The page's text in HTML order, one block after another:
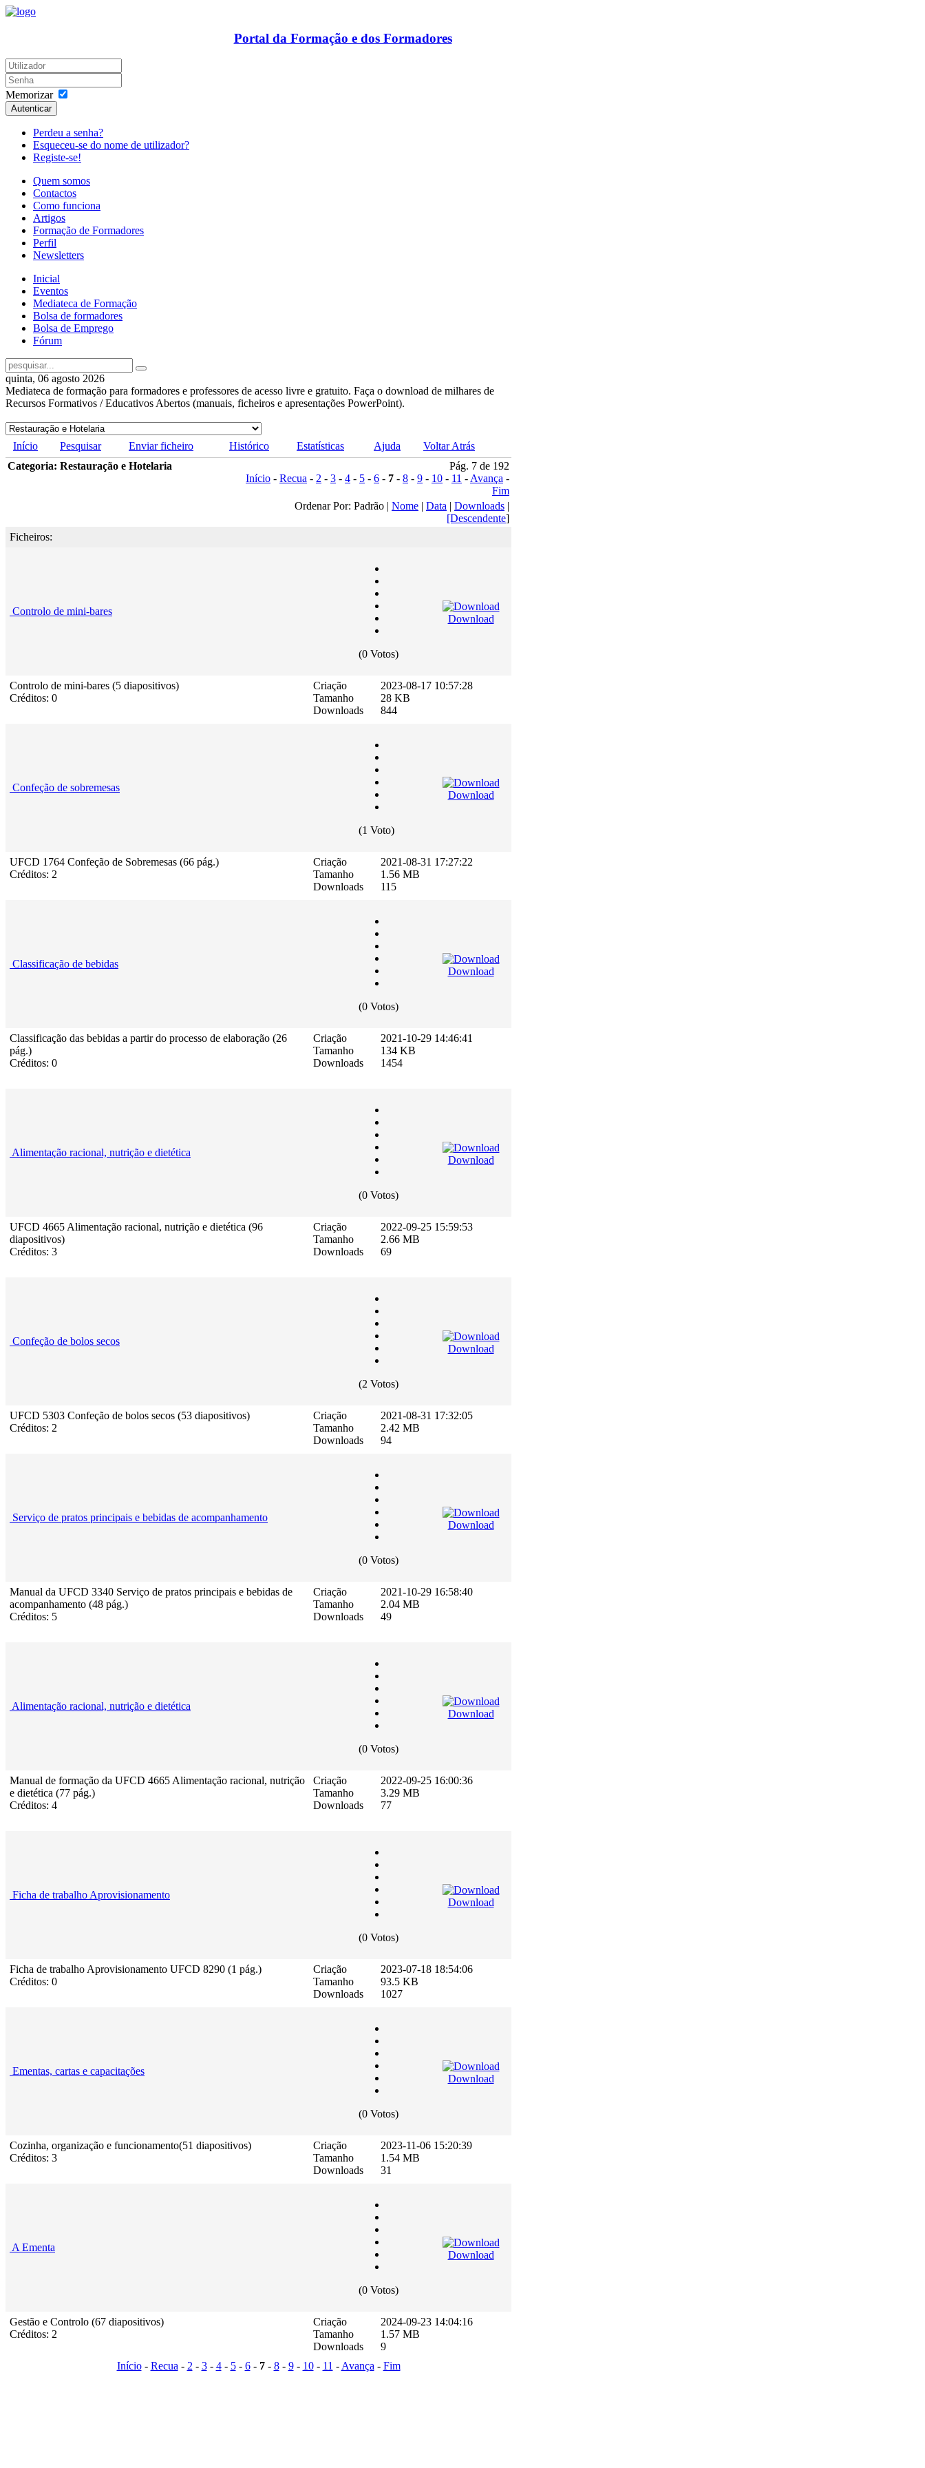
Portal da Formação e dos Formadores
Memorizar
Autenticar
Perdeu a senha?
Esqueceu-se do nome de utilizador?
Registe-se!
Quem somos
Contactos
Como funciona
Artigos
Formação de Formadores
Perfil
Newsletters
Inicial
Eventos
Mediateca de Formação
Bolsa de formadores
Bolsa de Emprego
Fórum
quinta, 06 agosto 2026
Mediateca de formação para formadores e professores de acesso livre e gratuito. Faça o download de milhares de
Recursos Formativos / Educativos Abertos (manuais, ficheiros e apresentações PowerPoint).
Início Pesquisar Enviar ficheiro Histórico Estatísticas Ajuda
Voltar Atrás
Categoria: Restauração e Hotelaria
Pág. 7 de 192
Início - Recua - 2 - 3 - 4 - 5 - 6 - 7 - 8 - 9 - 10 - 11 -Avança -
Fim
Ordenar Por: Padrão | Nome | Data | Downloads |
[Descendente]
Ficheiros:
Controlo de mini-bares
(0 Votos)
Download
Controlo de mini-bares (5 diapositivos)
Créditos: 0
Criação
Tamanho
Downloads
2023-08-17 10:57:28
28 KB
844
Confeção de sobremesas
(1 Voto)
Download
UFCD 1764 Confeção de Sobremesas (66 pág.)
Créditos: 2
Criação
Tamanho
Downloads
2021-08-31 17:27:22
1.56 MB
115
Classificação de bebidas
(0 Votos)
Download
Classificação das bebidas a partir do processo de elaboração (26
pág.)
Créditos: 0
Criação
Tamanho
Downloads
2021-10-29 14:46:41
134 KB
1454
Alimentação racional, nutrição e dietética
(0 Votos)
Download
UFCD 4665 Alimentação racional, nutrição e dietética (96
diapositivos)
Créditos: 3
Criação
Tamanho
Downloads
2022-09-25 15:59:53
2.66 MB
69
Confeção de bolos secos
(2 Votos)
Download
UFCD 5303 Confeção de bolos secos (53 diapositivos)
Créditos: 2
Criação
Tamanho
Downloads
2021-08-31 17:32:05
2.42 MB
94
Serviço de pratos principais e bebidas de acompanhamento
(0 Votos)
Download
Manual da UFCD 3340 Serviço de pratos principais e bebidas de
acompanhamento (48 pág.)
Créditos: 5
Criação
Tamanho
Downloads
2021-10-29 16:58:40
2.04 MB
49
Alimentação racional, nutrição e dietética
(0 Votos)
Download
Manual de formação da UFCD 4665 Alimentação racional, nutrição
e dietética (77 pág.)
Créditos: 4
Criação
Tamanho
Downloads
2022-09-25 16:00:36
3.29 MB
77
Ficha de trabalho Aprovisionamento
(0 Votos)
Download
Ficha de trabalho Aprovisionamento UFCD 8290 (1 pág.)
Créditos: 0
Criação
Tamanho
Downloads
2023-07-18 18:54:06
93.5 KB
1027
Ementas, cartas e capacitações
(0 Votos)
Download
Cozinha, organização e funcionamento(51 diapositivos)
Créditos: 3
Criação
Tamanho
Downloads
2023-11-06 15:20:39
1.54 MB
31
A Ementa
(0 Votos)
Download
Gestão e Controlo (67 diapositivos)
Créditos: 2
Criação
Tamanho
Downloads
2024-09-23 14:04:16
1.57 MB
9
Início- Recua- 2- 3- 4- 5- 6- 7- 8- 9- 10- 11 -Avança- Fim